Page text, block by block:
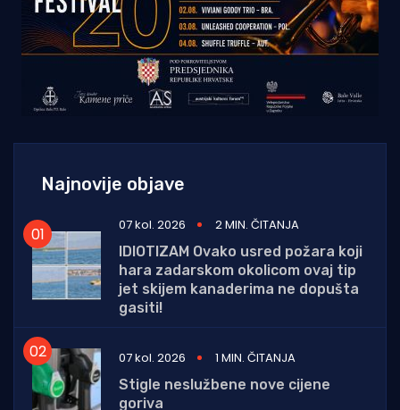
Najnovije objave
07 kol. 2026
2 MIN. ČITANJA
IDIOTIZAM Ovako usred požara koji
hara zadarskom okolicom ovaj tip
jet skijem kanaderima ne dopušta
gasiti!
07 kol. 2026
1 MIN. ČITANJA
Stigle neslužbene nove cijene
goriva